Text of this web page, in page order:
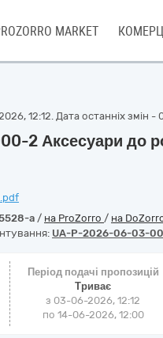
MARKET
12:12. Дата останніх змін -
2 Аксесуари до
a / на ProZorro / на
UA-P-2026-06-03-
Період подачі пропозицій
Триває
з 03-06-2026, 12:12
по 14-06-2026, 12:00